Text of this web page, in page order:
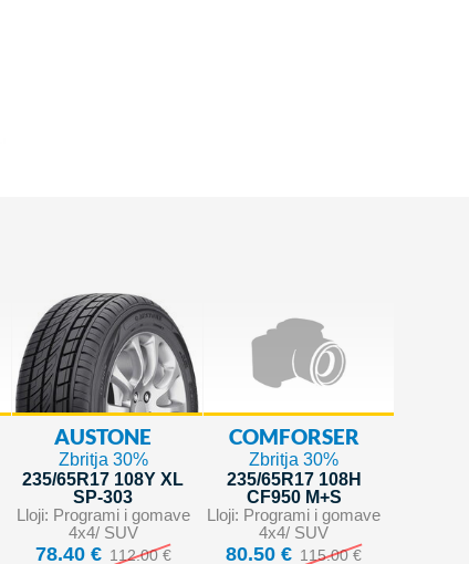
AUSTONE
Zbritja 30%
235/65R17 108Y XL
SP-303
Lloji: Programi i gomave
4x4/ SUV
78.40 € 112.00 €
COMFORSER
Zbritja 30%
235/65R17 108H
CF950 M+S
Lloji: Programi i gomave
4x4/ SUV
80.50 € 115.00 €